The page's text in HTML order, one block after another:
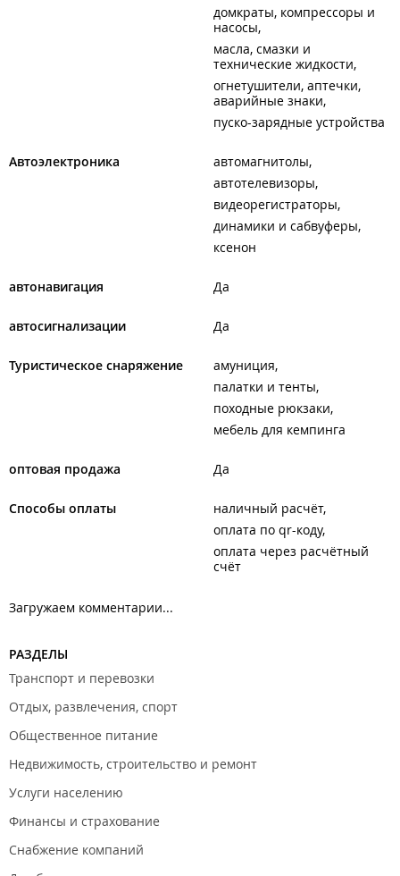
домкраты, компрессоры и
насосы
масла, смазки и
технические жидкости
огнетушители, аптечки,
аварийные знаки
пуско-зарядные устройства
Автоэлектроника
автомагнитолы
автотелевизоры
видеорегистраторы
динамики и сабвуферы
ксенон
автонавигация Да
автосигнализации Да
Туристическое снаряжение
амуниция
палатки и тенты
походные рюкзаки
мебель для кемпинга
оптовая продажа Да
Способы оплаты
наличный расчёт
оплата по qr-коду
оплата через расчётный
счёт
Загружаем комментарии...
РАЗДЕЛЫ
Транспорт и перевозки
Отдых, развлечения, спорт
Общественное питание
Недвижимость, строительство и ремонт
Услуги населению
Финансы и страхование
Снабжение компаний